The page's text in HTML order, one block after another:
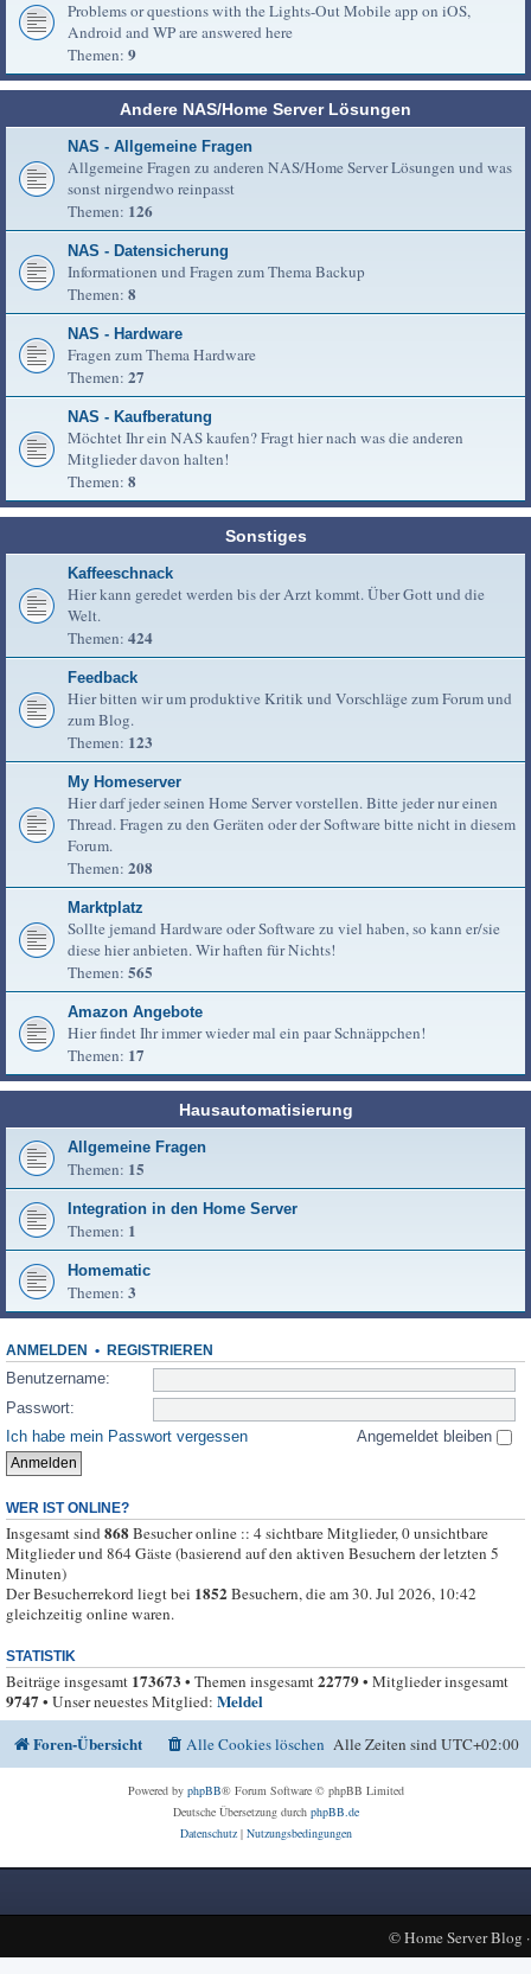
Problems or questions with the Lights-Out Mobile app on iOS,
Android and WP are answered here
Themen: 9
Andere NAS/Home Server Lösungen
NAS - Allgemeine Fragen
Allgemeine Fragen zu anderen NAS/Home Server Lösungen und was
sonst nirgendwo reinpasst
Themen: 126
NAS - Datensicherung
Informationen und Fragen zum Thema Backup
Themen: 8
NAS - Hardware
Fragen zum Thema Hardware
Themen: 27
NAS - Kaufberatung
Möchtet Ihr ein NAS kaufen? Fragt hier nach was die anderen
Mitglieder davon halten!
Themen: 8
Sonstiges
Kaffeeschnack
Hier kann geredet werden bis der Arzt kommt. Über Gott und die
Welt.
Themen: 424
Feedback
Hier bitten wir um produktive Kritik und Vorschläge zum Forum und
zum Blog.
Themen: 123
My Homeserver
Hier darf jeder seinen Home Server vorstellen. Bitte jeder nur einen
Thread. Fragen zu den Geräten oder der Software bitte nicht in diesem
Forum.
Themen: 208
Marktplatz
Sollte jemand Hardware oder Software zu viel haben, so kann er/sie
diese hier anbieten. Wir haften für Nichts!
Themen: 565
Amazon Angebote
Hier findet Ihr immer wieder mal ein paar Schnäppchen!
Themen: 17
Hausautomatisierung
Allgemeine Fragen
Themen: 15
Integration in den Home Server
Themen: 1
Homematic
Themen: 3
ANMELDEN • REGISTRIEREN
Benutzername:
Passwort:
Ich habe mein Passwort vergessen
Angemeldet bleiben
WER IST ONLINE?
Insgesamt sind868Besucher online :: 4 sichtbare Mitglieder, 0 unsichtbare
Mitglieder und 864 Gäste (basierend auf den aktiven Besuchern der letzten 5
Minuten)
Der Besucherrekord liegt bei 1852Besuchern, die am 30. Jul 2026, 10:42
gleichzeitig online waren.
STATISTIK
Beiträge insgesamt 173673 • Themen insgesamt22779• Mitglieder insgesamt
9747• Unser neuestes Mitglied: Meldel
Foren-Übersicht
Alle Zeiten sindUTC+02:00
Alle Cookies löschen
Powered by phpBB® Forum Software © phpBB Limited
Deutsche Übersetzung durch phpBB.de
Datenschutz| Nutzungsbedingungen
©Home Server Blog